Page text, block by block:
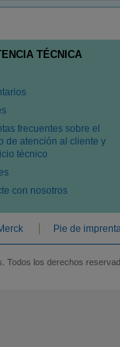
TÉCNICA
frecuentes sobre el
de atención al cliente y
técnico
con nosotros
Pie de
Todos los derechos